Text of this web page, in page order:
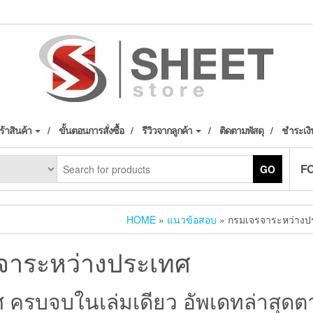
าสินค้า ขั้นตอนการสั่งซื้อ รีวิวจากลูกค้า ติดตามพัสดุ ชำระเ
GO
HOME » แนวข้อสอบ » กรมเจรจาระหว่าง
าระหว่างประเทศ
ครบจบในเล่มเดียว อัพเดทล่าสุด